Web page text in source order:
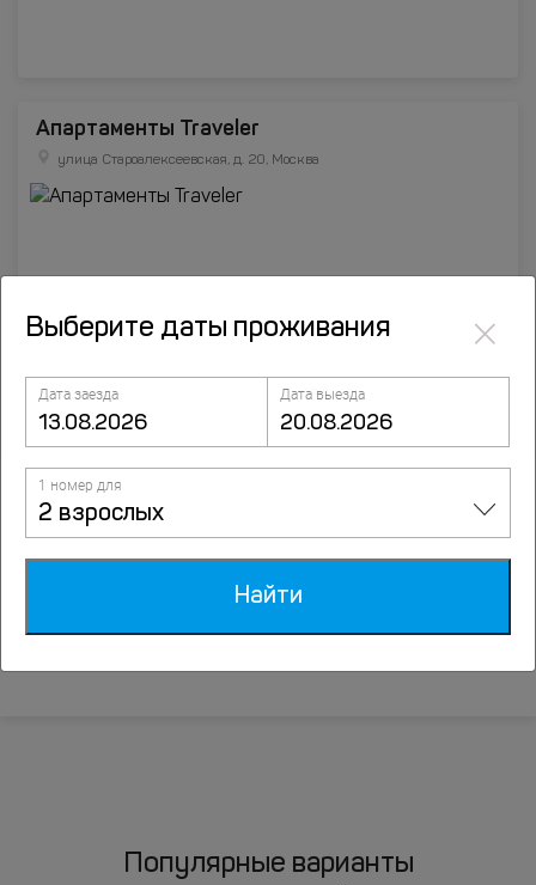
Апартаменты Traveler
улица Староалексеевская, д. 20, Москва
Отели Москвы
Достопримечательности Москвы
Популярные варианты
Выберите даты проживания ×
Дата заезда Дата выезда
1 номер для
2 взрослых
Найти